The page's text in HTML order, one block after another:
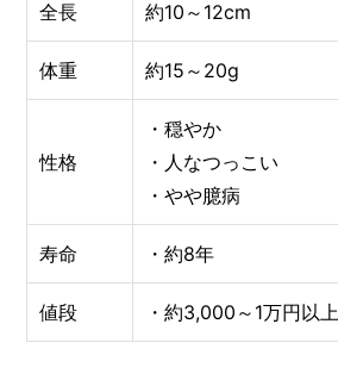
全長 約10～12cm
体重 約15～20g
性格
・穏やか
・人なつっこい
・やや臆病
寿命 ・約8年
値段 ・約3,000～1万円以上